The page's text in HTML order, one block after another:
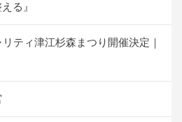
る』
ティ津江杉森まつり開催決定｜